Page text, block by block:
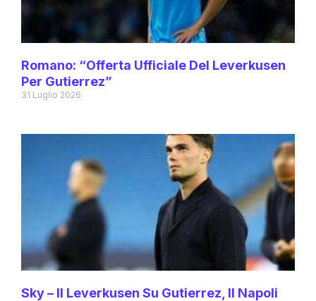
Romano: “Offerta Ufficiale Del Leverkusen
Per Gutierrez”
31 Luglio 2026
Sky – Il Leverkusen Su Gutierrez, Il Napoli